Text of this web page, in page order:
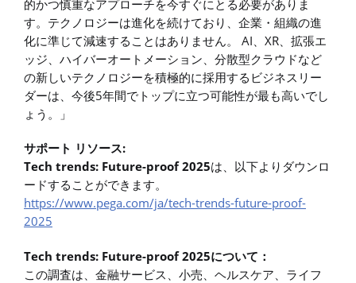
的かつ慎重なアプローチを今すぐにとる必要がありま
す。テクノロジーは進化を続けており、企業・組織の進
化に準じて減速することはありません。 AI、XR、拡張エ
ッジ、ハイバーオートメーション、分散型クラウドなど
の新しいテクノロジーを積極的に採用するビジネスリー
ダーは、今後5年間でトップに立つ可能性が最も高いでし
ょう。」
サポート リソース:
Tech trends: Future-proof 2025は、以下よりダウンロ
ードすることができます。
https://www.pega.com/ja/tech-trends-future-proof-
2025
Tech trends: Future-proof 2025について：
この調査は、金融サービス、小売、ヘルスケア、ライフ